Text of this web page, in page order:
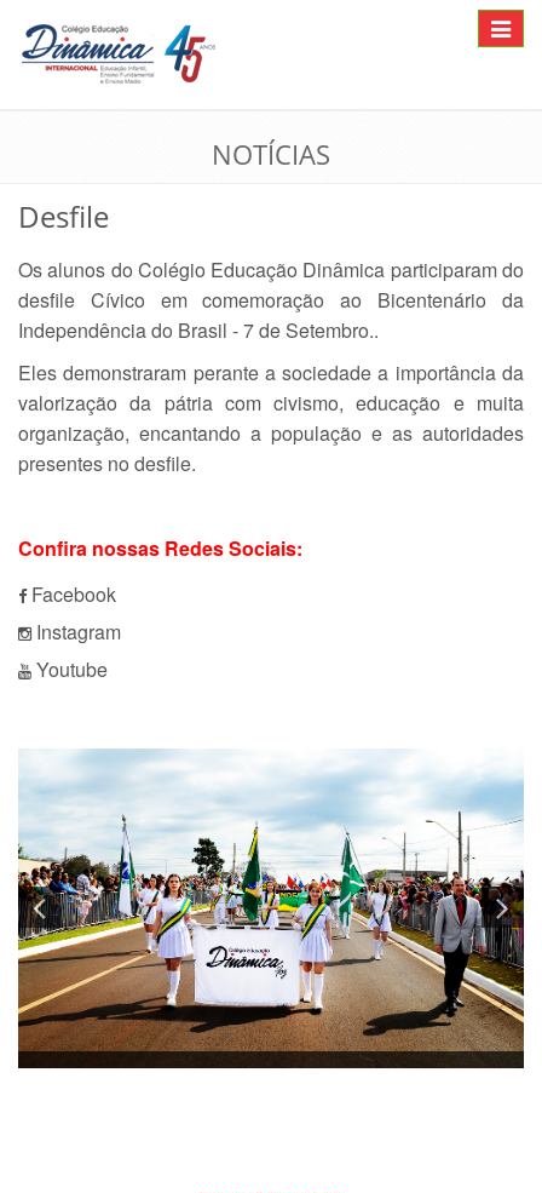
Toggle
NOTÍCIAS
Desfile
Os alunos do Colégio Educação Dinâmica participaram do
desfile Cívico em comemoração ao Bicentenário da
Independência do Brasil - 7 de Setembro..
Eles demonstraram perante a sociedade a importância da
valorização da pátria com civismo, educação e muita
organização, encantando a população e as autoridades
presentes no desfile.
Confira nossas Redes Sociais:
Facebook
Instagram
Youtube